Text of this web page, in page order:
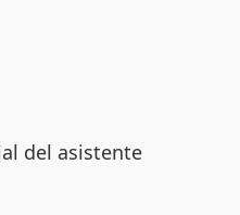
del asistente